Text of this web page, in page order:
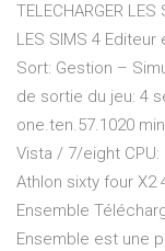
TELECHARGER LES
LES SIMS 4
Sort: Gestion –
de sortie du jeu: 4
one.ten.57.1020
Vista / 7/eight CPU:
Athlon sixty four X2
Ensemble
Ensemble est une